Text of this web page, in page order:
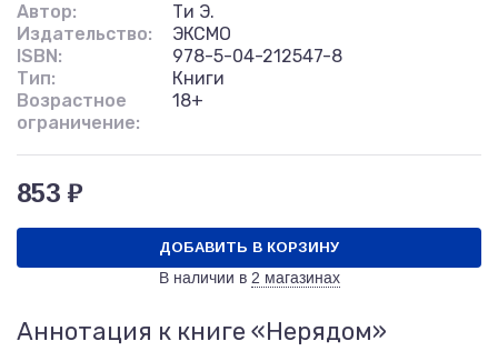
Автор:
Ти Э.
Издательство:
ЭКСМО
ISBN:
978-5-04-212547-8
Тип:
Книги
Возрастное
ограничение:
18+
853 ₽
ДОБАВИТЬ В КОРЗИНУ
В наличии в 2 магазинах
Аннотация к книге «Нерядом»